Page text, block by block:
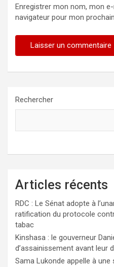
Enregistrer mon nom, mon
navigateur pour mon
Rechercher
Articles récents
RDC : Le Sénat adopte à
ratification du protocole
tabac
Kinshasa : le gouverneur
d’assainissement avant leur
Sama Lukonde appelle à